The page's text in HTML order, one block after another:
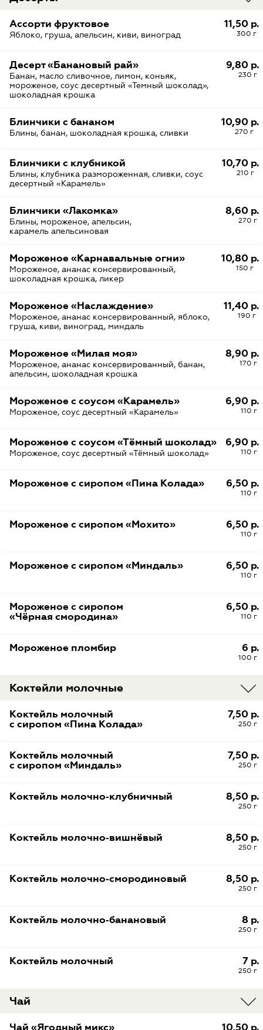
11,50 р.
300 г
Ассорти фруктовое
Яблоко, груша, апельсин, киви, виноград
9,80 р.
230 г
Десерт «Банановый рай»
Банан, масло сливочное, лимон, коньяк,
мороженое, соус десертный «Темный шоколад»,
шоколадная крошка
10,90 р.
270 г
Блинчики с бананом
Блины, банан, шоколадная крошка, сливки
10,70 р.
210 г
Блинчики с клубникой
Блины, клубника размороженная, сливки, соус
десертный «Карамель»
8,60 р.
270 г
Блинчики «Лакомка»
Блины, мороженое, апельсин,
карамель апельсиновая
10,80 р.
150 г
Мороженое «Карнавальные огни»
Мороженое, ананас консервированный,
шоколадная крошка, ликер
11,40 р.
190 г
Мороженое «Наслаждение»
Мороженое, ананас консервированный, яблоко,
груша, киви, виноград, миндаль
8,90 р.
170 г
Мороженое «Милая моя»
Мороженое, ананас консервированный, банан,
апельсин, шоколадная крошка
6,90 р.
110 г
Мороженое с соусом «Карамель»
Мороженое, соус десертный «Карамель»
6,90 р.
110 г
Мороженое с соусом «Тёмный шоколад»
Мороженое, соус десертный «Тёмный шоколад»
6,50 р.
110 г
Мороженое с сиропом «Пина Колада»
6,50 р.
110 г
Мороженое с сиропом «Мохито»
6,50 р.
110 г
Мороженое с сиропом «Миндаль»
6,50 р.
110 г
Мороженое с сиропом
«Чёрная смородина»
6 р.
100 г
Мороженое пломбир
Коктейли молочные
7,50 р.
250 г
Коктейль молочный
с сиропом «Пина Колада»
7,50 р.
250 г
Коктейль молочный
с сиропом «Миндаль»
8,50 р.
250 г
Коктейль молочно‑клубничный
8,50 р.
250 г
Коктейль молочно‑вишнёвый
8,50 р.
250 г
Коктейль молочно‑смородиновый
8 р.
250 г
Коктейль молочно‑банановый
7 р.
250 г
Коктейль молочный
Чай
10,50 р.
Чай «Ягодный микс»